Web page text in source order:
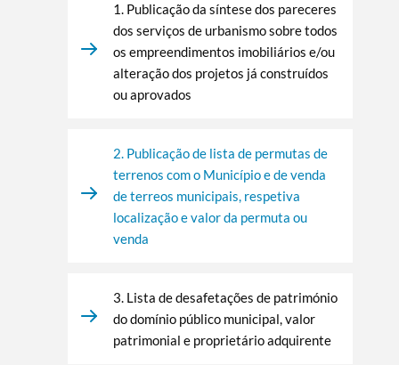
1. Publicação da síntese dos pareceres
dos serviços de urbanismo sobre todos
os empreendimentos imobiliários e/ou
alteração dos projetos já construídos
ou aprovados
2. Publicação de lista de permutas de
terrenos com o Município e de venda
de terreos municipais, respetiva
localização e valor da permuta ou
venda
3. Lista de desafetações de património
do domínio público municipal, valor
patrimonial e proprietário adquirente